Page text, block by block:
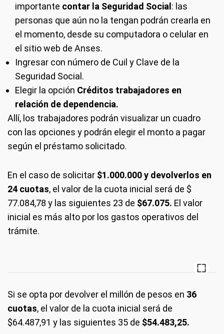
importante contar la Seguridad Social : las
personas que aún no la tengan podrán crearla en
el momento, desde su computadora o celular en
el sitio web de Anses.
Ingresar con número de Cuil y Clave de la
Seguridad Social.
Elegir la opción Créditos trabajadores en
relación de dependencia.
Allí, los trabajadores podrán visualizar un cuadro
con las opciones y podrán elegir el monto a pagar
según el préstamo solicitado.
En el caso de solicitar $1.000.000 y devolverlos en
24 cuotas, el valor de la cuota inicial será de $
77.084,78 y las siguientes 23 de $67.075. El valor
inicial es más alto por los gastos operativos del
trámite.
Si se opta por devolver el millón de pesos en 36
cuotas, el valor de la cuota inicial será de
$64.487,91 y las siguientes 35 de $54.483,25.